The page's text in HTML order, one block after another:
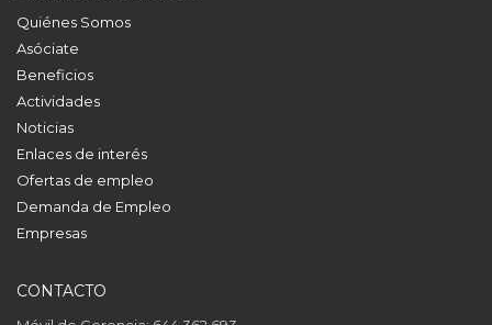
Quiénes Somos
Asóciate
Beneficios
Actividades
Noticias
Enlaces de interés
Ofertas de empleo
Demanda de Empleo
Empresas
CONTACTO